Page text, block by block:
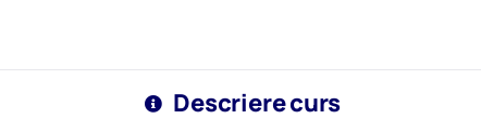
Descriere curs